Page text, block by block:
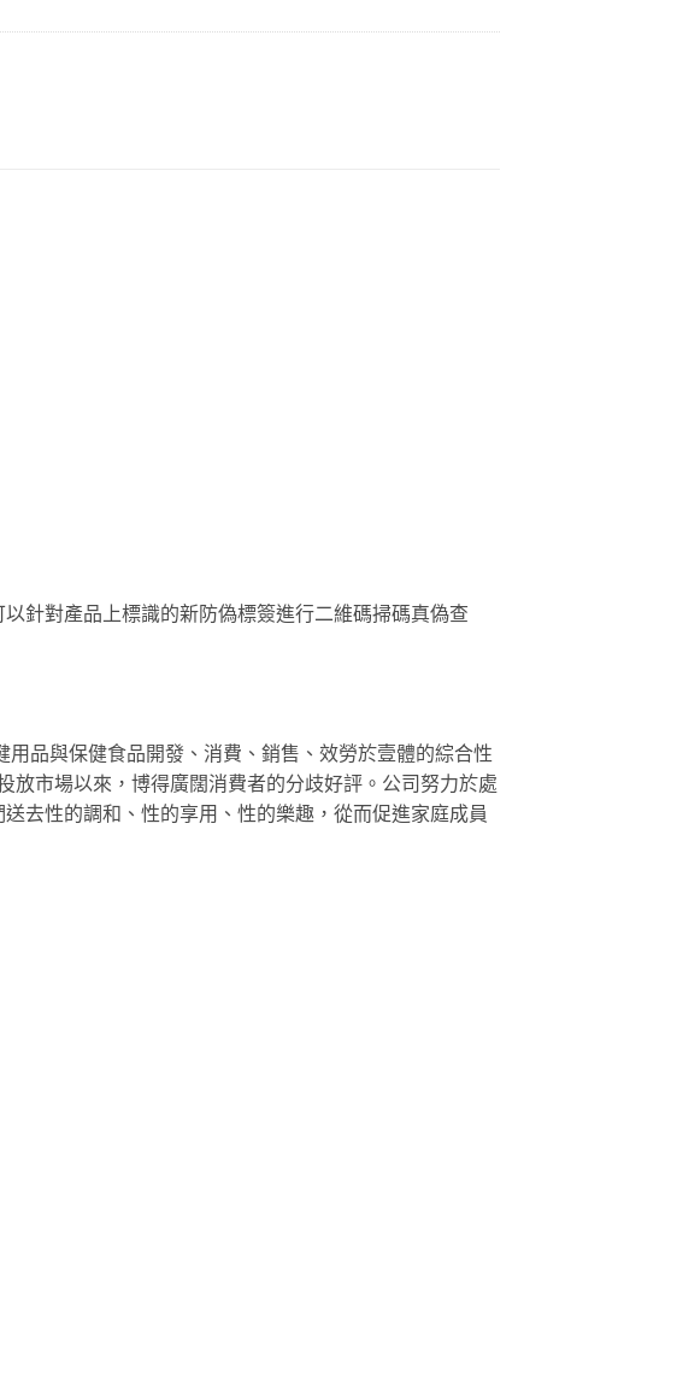
針對產品上標識的新防偽標簽進行二維碼掃碼真偽查
品與保健食品開發、消費、銷售、效勞於壹體的綜合性
市場以來，博得廣闊消費者的分歧好評。公司努力於處
去性的調和、性的享用、性的樂趣，從而促進家庭成員